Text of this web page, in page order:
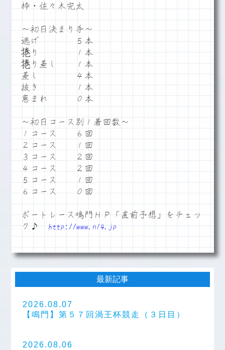
枠・佐々木完太
～初日決まり手～
逃げ ５本
捲り １本
捲り差し １本
差し ４本
抜き １本
恵まれ ０本
～初日コース別１着回数～
１コース ６回
２コース １回
３コース ２回
４コース ２回
５コース １回
６コース ０回
ボートレース鳴門ＨＰ「直前予想」をチェッ
ク♪http://www.n14.jp
最新記事
2026.08.07
【鳴門】第５７回渦王杯競走（３日目）
2026.08.06